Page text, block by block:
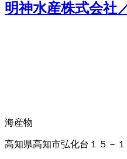
明神水産株式会社
海産物
高知県高知市弘化台１５－１